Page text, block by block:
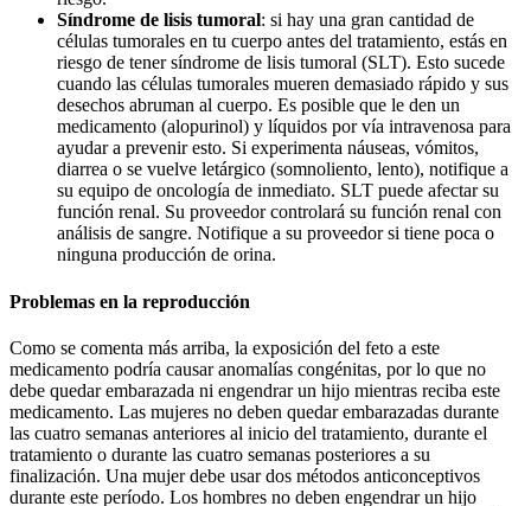
Síndrome de lisis tumoral: si hay una gran cantidad de
células tumorales en tu cuerpo antes del tratamiento, estás en
riesgo de tener síndrome de lisis tumoral (SLT). Esto sucede
cuando las células tumorales mueren demasiado rápido y sus
desechos abruman al cuerpo. Es posible que le den un
medicamento (alopurinol) y líquidos por vía intravenosa para
ayudar a prevenir esto. Si experimenta náuseas, vómitos,
diarrea o se vuelve letárgico (somnoliento, lento), notifique a
su equipo de oncología de inmediato. SLT puede afectar su
función renal. Su proveedor controlará su función renal con
análisis de sangre. Notifique a su proveedor si tiene poca o
ninguna producción de orina.
Problemas en la reproducción
Como se comenta más arriba, la exposición del feto a este
medicamento podría causar anomalías congénitas, por lo que no
debe quedar embarazada ni engendrar un hijo mientras reciba este
medicamento. Las mujeres no deben quedar embarazadas durante
las cuatro semanas anteriores al inicio del tratamiento, durante el
tratamiento o durante las cuatro semanas posteriores a su
finalización. Una mujer debe usar dos métodos anticonceptivos
durante este período. Los hombres no deben engendrar un hijo